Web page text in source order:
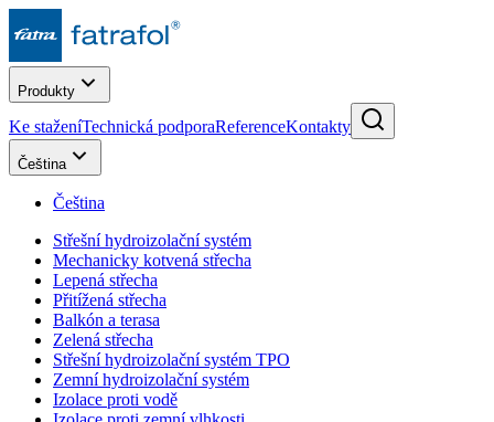
Produkty
Ke staženíTechnická podporaReferenceKontakty
Čeština
Čeština
Střešní hydroizolační systém
Mechanicky kotvená střecha
Lepená střecha
Přitížená střecha
Balkón a terasa
Zelená střecha
Střešní hydroizolační systém TPO
Zemní hydroizolační systém
Izolace proti vodě